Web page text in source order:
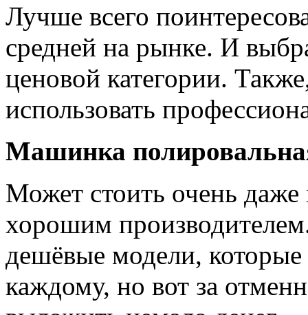
Лучше всего
средней на рынке. И
ценовой категории.
использовать
Машинка
Может стоить очень даже
хорошим
дешёвые модели,
каждому, но вот за